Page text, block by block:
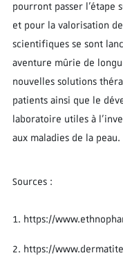
pourront passer l’étape
et pour la valorisation
scientifiques se sont
aventure mûrie de
nouvelles solutions
patients ainsi que le
laboratoire utiles à
aux maladies de la peau.
Sources :
1. https://
2. https://